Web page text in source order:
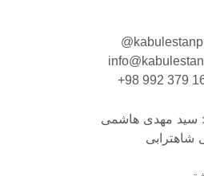
1655
سید مهدی هاشمی
شاهترابی